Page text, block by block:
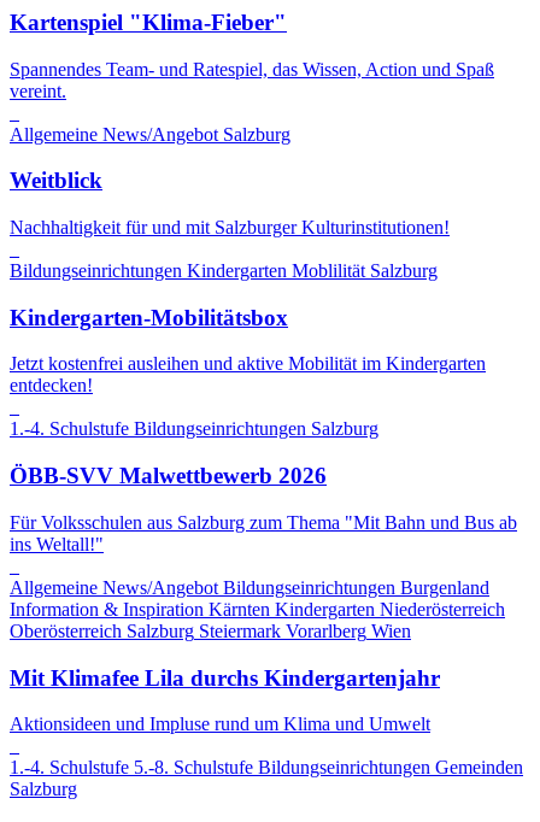
Kartenspiel "Klima-Fieber"
Spannendes Team- und Ratespiel, das Wissen, Action und Spaß
vereint.
Allgemeine News/Angebot Salzburg
Weitblick
Nachhaltigkeit für und mit Salzburger Kulturinstitutionen!
Bildungseinrichtungen Kindergarten Moblilität Salzburg
Kindergarten-Mobilitätsbox
Jetzt kostenfrei ausleihen und aktive Mobilität im Kindergarten
entdecken!
1.-4. Schulstufe Bildungseinrichtungen Salzburg
ÖBB-SVV Malwettbewerb 2026
Für Volksschulen aus Salzburg zum Thema "Mit Bahn und Bus ab
ins Weltall!"
Allgemeine News/Angebot Bildungseinrichtungen Burgenland
Information & Inspiration Kärnten Kindergarten Niederösterreich
Oberösterreich Salzburg Steiermark Vorarlberg Wien
Mit Klimafee Lila durchs Kindergartenjahr
Aktionsideen und Impluse rund um Klima und Umwelt
1.-4. Schulstufe 5.-8. Schulstufe Bildungseinrichtungen Gemeinden
Salzburg